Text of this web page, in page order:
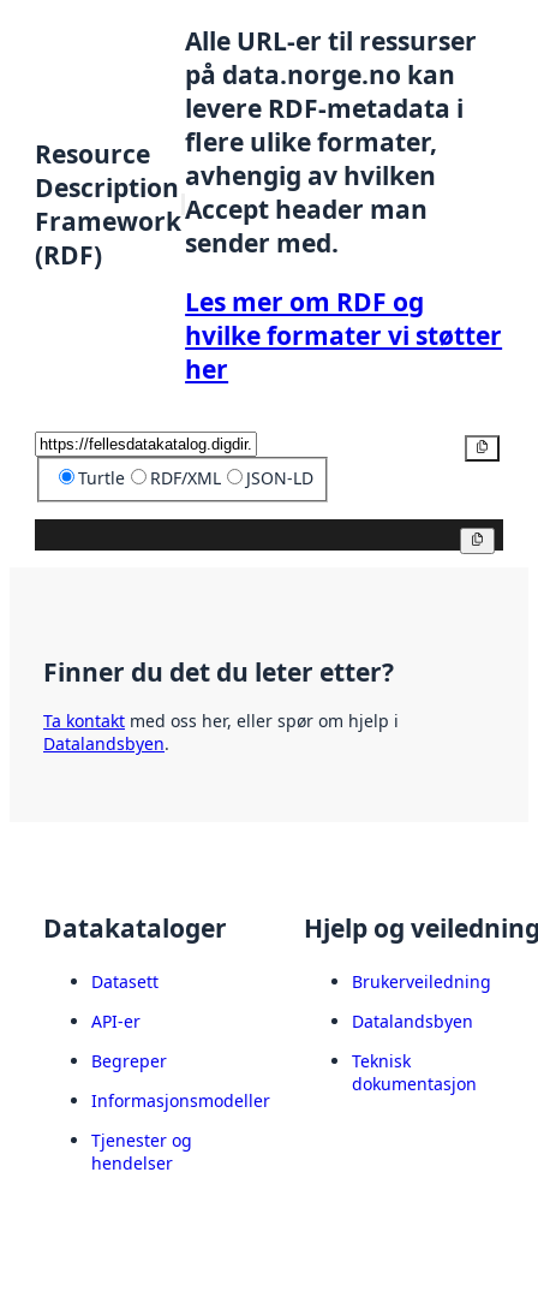
Resource
Description
Framework
(RDF)
Alle URL-er til ressurser
på data.norge.no kan
levere RDF-metadata i
flere ulike formater,
avhengig av hvilken
Accept header man
sender med.
Les mer om RDF og
hvilke formater vi støtter
her
Turtle RDF/XML JSON-LD
Finner du det du leter etter?
Ta kontakt med oss her, eller spør om hjelp i
Datalandsbyen.
Datakataloger
Datasett
API-er
Begreper
Informasjonsmodeller
Tjenester og
hendelser
Hjelp og
Brukerveiledning
Datalandsbyen
Teknisk
dokumentasjon